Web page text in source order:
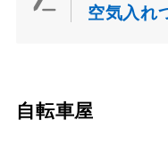
空気入れ
自転車屋